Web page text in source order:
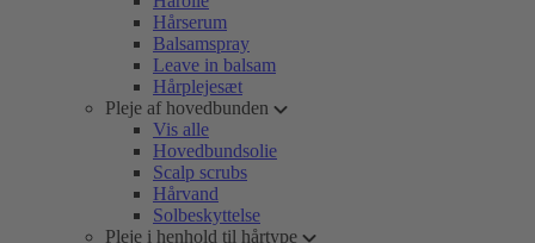
Hårserum
Balsamspray
Leave in balsam
Hårplejesæt
Pleje af hovedbunden
Vis alle
Hovedbundsolie
Scalp scrubs
Hårvand
Solbeskyttelse
Pleje i henhold til hårtype